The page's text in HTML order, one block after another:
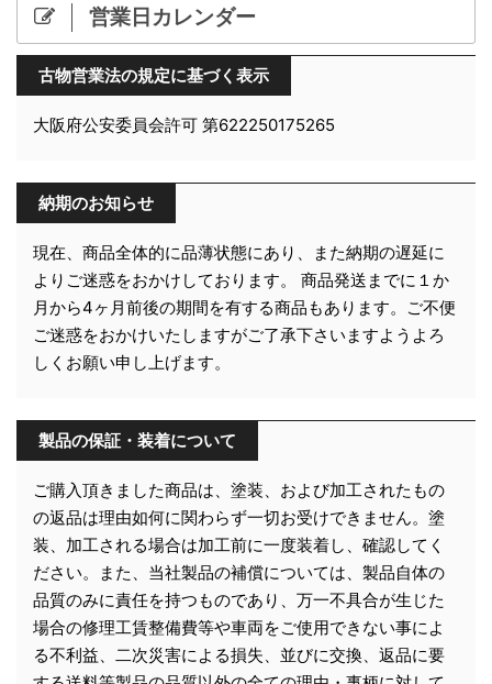
営業日カレンダー
古物営業法の規定に基づく表示
大阪府公安委員会許可 第622250175265
納期のお知らせ
現在、商品全体的に品薄状態にあり、また納期の遅延に
よりご迷惑をおかけしております。 商品発送までに１か
月から4ヶ月前後の期間を有する商品もあります。ご不便
ご迷惑をおかけいたしますがご了承下さいますようよろ
しくお願い申し上げます。
製品の保証・装着について
ご購入頂きました商品は、塗装、および加工されたもの
の返品は理由如何に関わらず一切お受けできません。塗
装、加工される場合は加工前に一度装着し、確認してく
ださい。また、当社製品の補償については、製品自体の
品質のみに責任を持つものであり、万一不具合が生じた
場合の修理工賃整備費等や車両をご使用できない事によ
る不利益、二次災害による損失、並びに交換、返品に要